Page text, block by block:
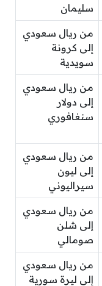
سليمان
من ريال سعودي
إلى كرونة
سويدية
من ريال سعودي
إلى دولار
سنغافوري
من ريال سعودي
إلى ليون
سيراليوني
من ريال سعودي
إلى شلن
صومالي
من ريال سعودي
إلى ليرة سورية